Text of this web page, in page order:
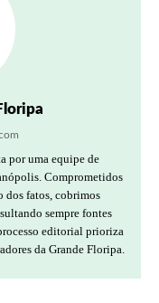
por uma equipe de
Comprometidos
dos fatos, cobrimos
sempre fontes
editorial prioriza
da Grande Floripa.